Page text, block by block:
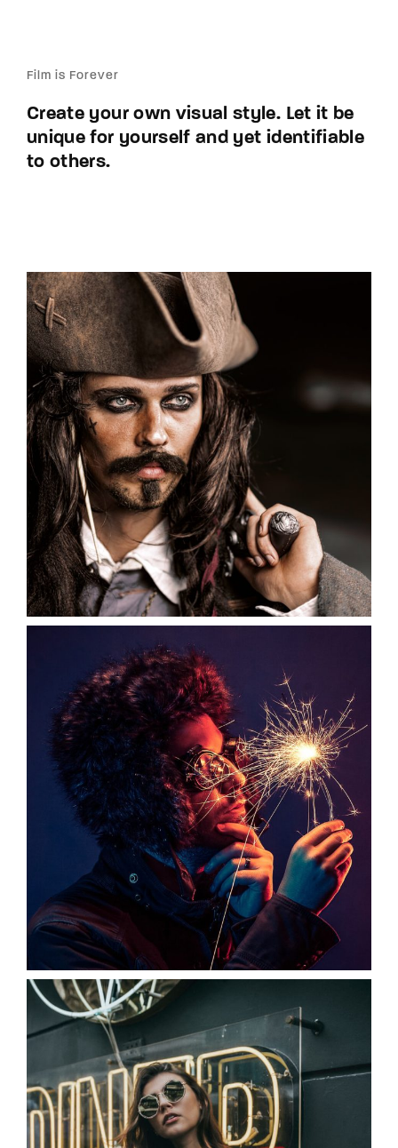
Film is Forever
Create your own visual style. Let it be
unique for yourself and yet identifiable
to others.